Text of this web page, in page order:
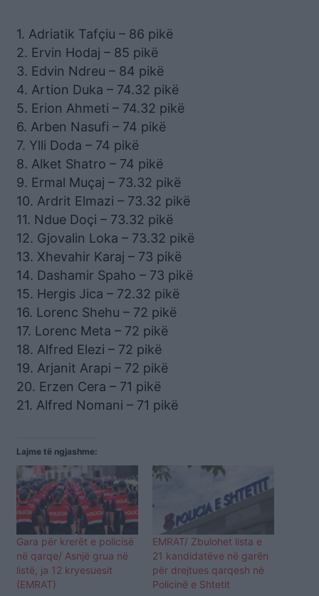
1. Adriatik Tafçiu – 86 pikë
2. Ervin Hodaj – 85 pikë
3. Edvin Ndreu – 84 pikë
4. Artion Duka – 74.32 pikë
5. Erion Ahmeti – 74.32 pikë
6. Arben Nasufi – 74 pikë
7. Ylli Doda – 74 pikë
8. Alket Shatro – 74 pikë
9. Ermal Muçaj – 73.32 pikë
10. Ardrit Elmazi – 73.32 pikë
11. Ndue Doçi – 73.32 pikë
12. Gjovalin Loka – 73.32 pikë
13. Xhevahir Karaj – 73 pikë
14. Dashamir Spaho – 73 pikë
15. Hergis Jica – 72.32 pikë
16. Lorenc Shehu – 72 pikë
17. Lorenc Meta – 72 pikë
18. Alfred Elezi – 72 pikë
19. Arjanit Arapi – 72 pikë
20. Erzen Cera – 71 pikë
21. Alfred Nomani – 71 pikë
Lajme të ngjashme:
Gara për krerët e policisë
në qarqe/ Asnjë grua në
listë, ja 12 kryesuesit
(EMRAT)
EMRAT/ Zbulohet lista e
21 kandidatëve në garën
për drejtues qarqesh në
Policinë e Shtetit